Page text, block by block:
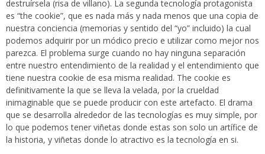
destruírsela (risa de villano). La segunda tecnología protagonista
es “the cookie”, que es nada más y nada menos que una copia de
nuestra conciencia (memorias y sentido del “yo” incluido) la cual
podemos adquirir por un módico precio e utilizar como mejor nos
parezca. El problema surge cuando no hay ninguna separación
entre nuestro entendimiento de la realidad y el entendimiento que
tiene nuestra cookie de esa misma realidad. The cookie es
definitivamente la que se lleva la velada, por la crueldad
inimaginable que se puede producir con este artefacto. El drama
que se desarrolla alrededor de las tecnologías es muy simple, por
lo que podemos tener viñetas donde estas son solo un artífice de
la historia, y viñetas donde lo atractivo es la tecnología en si.